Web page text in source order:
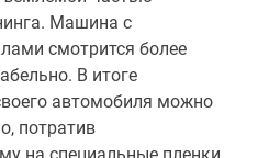
Машина с
смотрится более
В итоге
автомобиля можно
потратив